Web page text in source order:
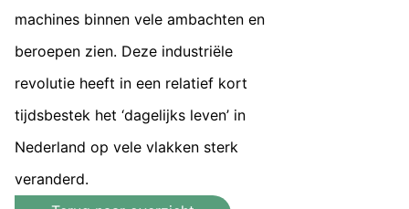
machines binnen vele ambachten en
beroepen zien. Deze industriële
revolutie heeft in een relatief kort
tijdsbestek het ‘dagelijks leven’ in
Nederland op vele vlakken sterk
veranderd.